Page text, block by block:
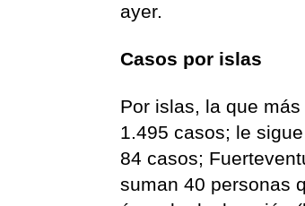
ayer.
Casos por islas
Por islas, la que
1.495 casos; le
84 casos;
suman 40 personas